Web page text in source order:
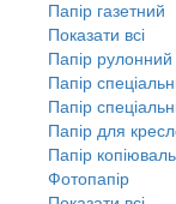
Папір газетний
Показати всі
Папір рулонний
Папір
Папір
Папір для
Папір
Фотопапір